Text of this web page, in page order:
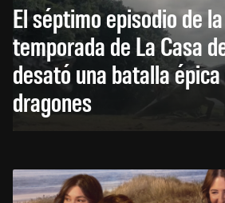
El séptimo episodio de
temporada de La Casa
desató una batalla
dragones